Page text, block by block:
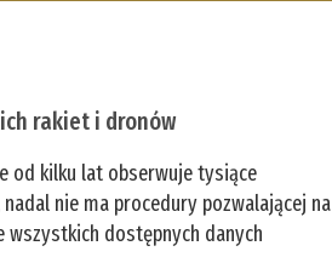
rakiet i dronów
od kilku lat obserwuje tysiące
nie ma procedury pozwalającej na
dostępnych danych